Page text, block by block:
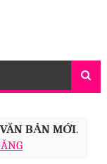
VĂN BẢN MỚI.